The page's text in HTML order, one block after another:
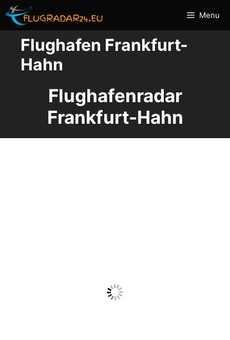
Zum
Inhalt
springen
Menu
Flughafen Frankfurt-
Hahn
Flughafenradar
Frankfurt-Hahn